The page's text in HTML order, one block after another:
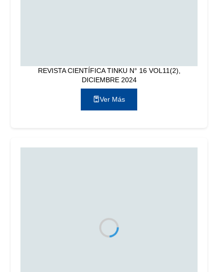
REVISTA CIENTÍFICA TINKU N° 16 VOL11(2),
DICIEMBRE 2024
Ver Más